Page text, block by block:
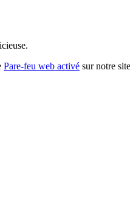
Pare-feu web activé sur notre